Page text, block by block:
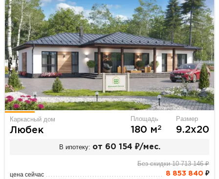
Каркасный дом
Любек
Площадь
180 м2
Размер
9.2х20
В ипотеку: от 60 154 ₽/мес.
Без скидки 10 713 146 ₽
цена сейчас 8 853 840 ₽